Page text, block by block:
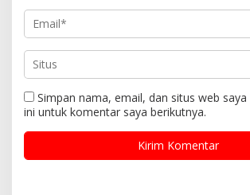
Simpan nama, email, dan situs web
ini untuk komentar saya berikutnya.